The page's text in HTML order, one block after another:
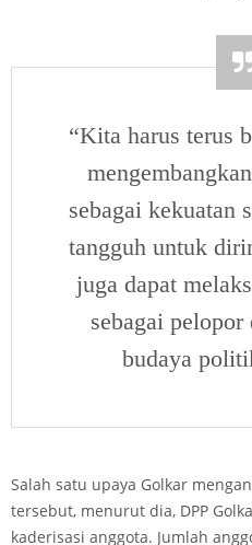
“Kita harus terus
sebagai kekuatan
tangguh untuk
juga dapat
sebagai pelopor
budaya
Salah satu upaya Golkar
tersebut, menurut dia, DPP
kaderisasi anggota. Jumlah